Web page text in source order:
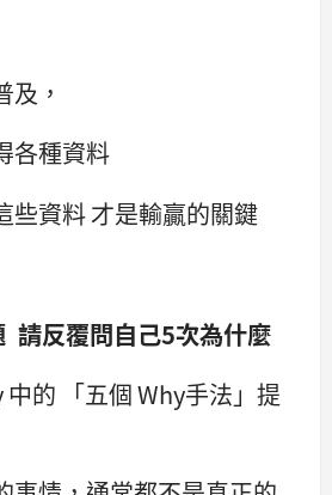
及，
各種資料
些資料 才是輸贏的關鍵
請反覆問自己5次為什麼
的 「五個 Why手法」提